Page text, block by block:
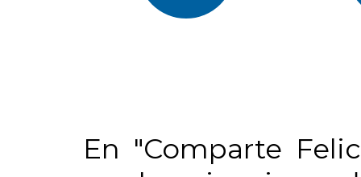
En "Comparte